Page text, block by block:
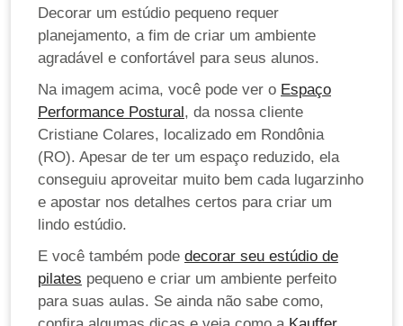
Decorar um estúdio pequeno requer
planejamento, a fim de criar um ambiente
agradável e confortável para seus alunos.
Na imagem acima, você pode ver o Espaço
Performance Postural, da nossa cliente
Cristiane Colares, localizado em Rondônia
(RO). Apesar de ter um espaço reduzido, ela
conseguiu aproveitar muito bem cada lugarzinho
e apostar nos detalhes certos para criar um
lindo estúdio.
E você também pode decorar seu estúdio de
pilates pequeno e criar um ambiente perfeito
para suas aulas. Se ainda não sabe como,